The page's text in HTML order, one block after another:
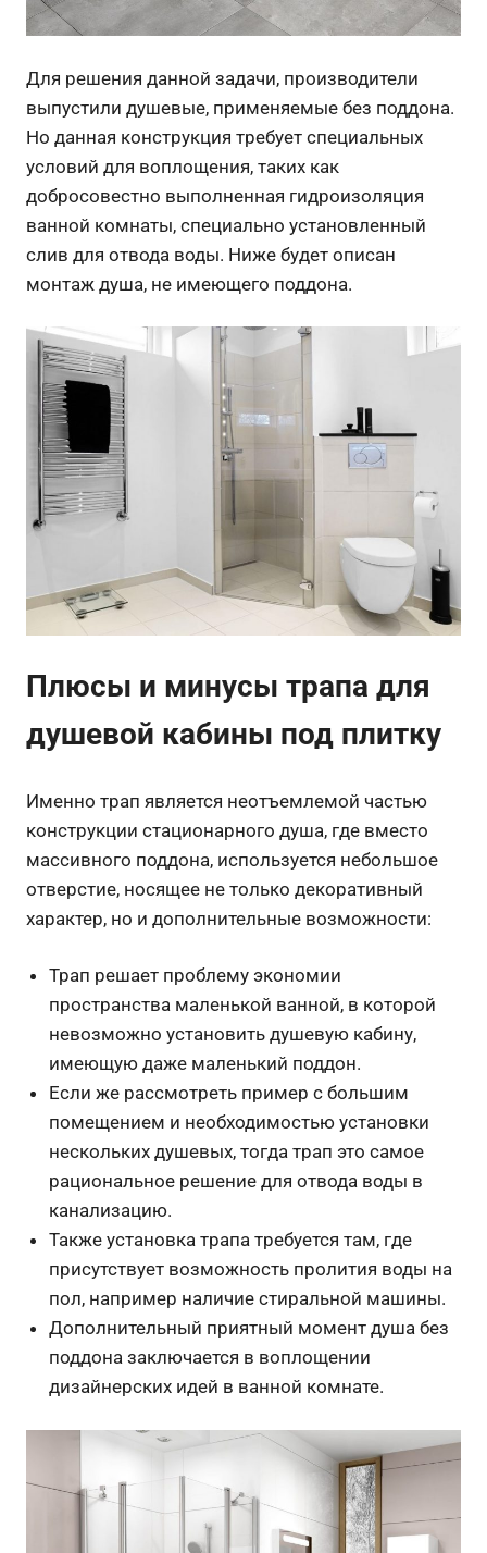
Для решения данной задачи, производители
выпустили душевые, применяемые без поддона.
Но данная конструкция требует специальных
условий для воплощения, таких как
добросовестно выполненная гидроизоляция
ванной комнаты, специально установленный
слив для отвода воды. Ниже будет описан
монтаж душа, не имеющего поддона.
Плюсы и минусы трапа для
душевой кабины под плитку
Именно трап является неотъемлемой частью
конструкции стационарного душа, где вместо
массивного поддона, используется небольшое
отверстие, носящее не только декоративный
характер, но и дополнительные возможности:
Трап решает проблему экономии
пространства маленькой ванной, в которой
невозможно установить душевую кабину,
имеющую даже маленький поддон.
Если же рассмотреть пример с большим
помещением и необходимостью установки
нескольких душевых, тогда трап это самое
рациональное решение для отвода воды в
канализацию.
Также установка трапа требуется там, где
присутствует возможность пролития воды на
пол, например наличие стиральной машины.
Дополнительный приятный момент душа без
поддона заключается в воплощении
дизайнерских идей в ванной комнате.